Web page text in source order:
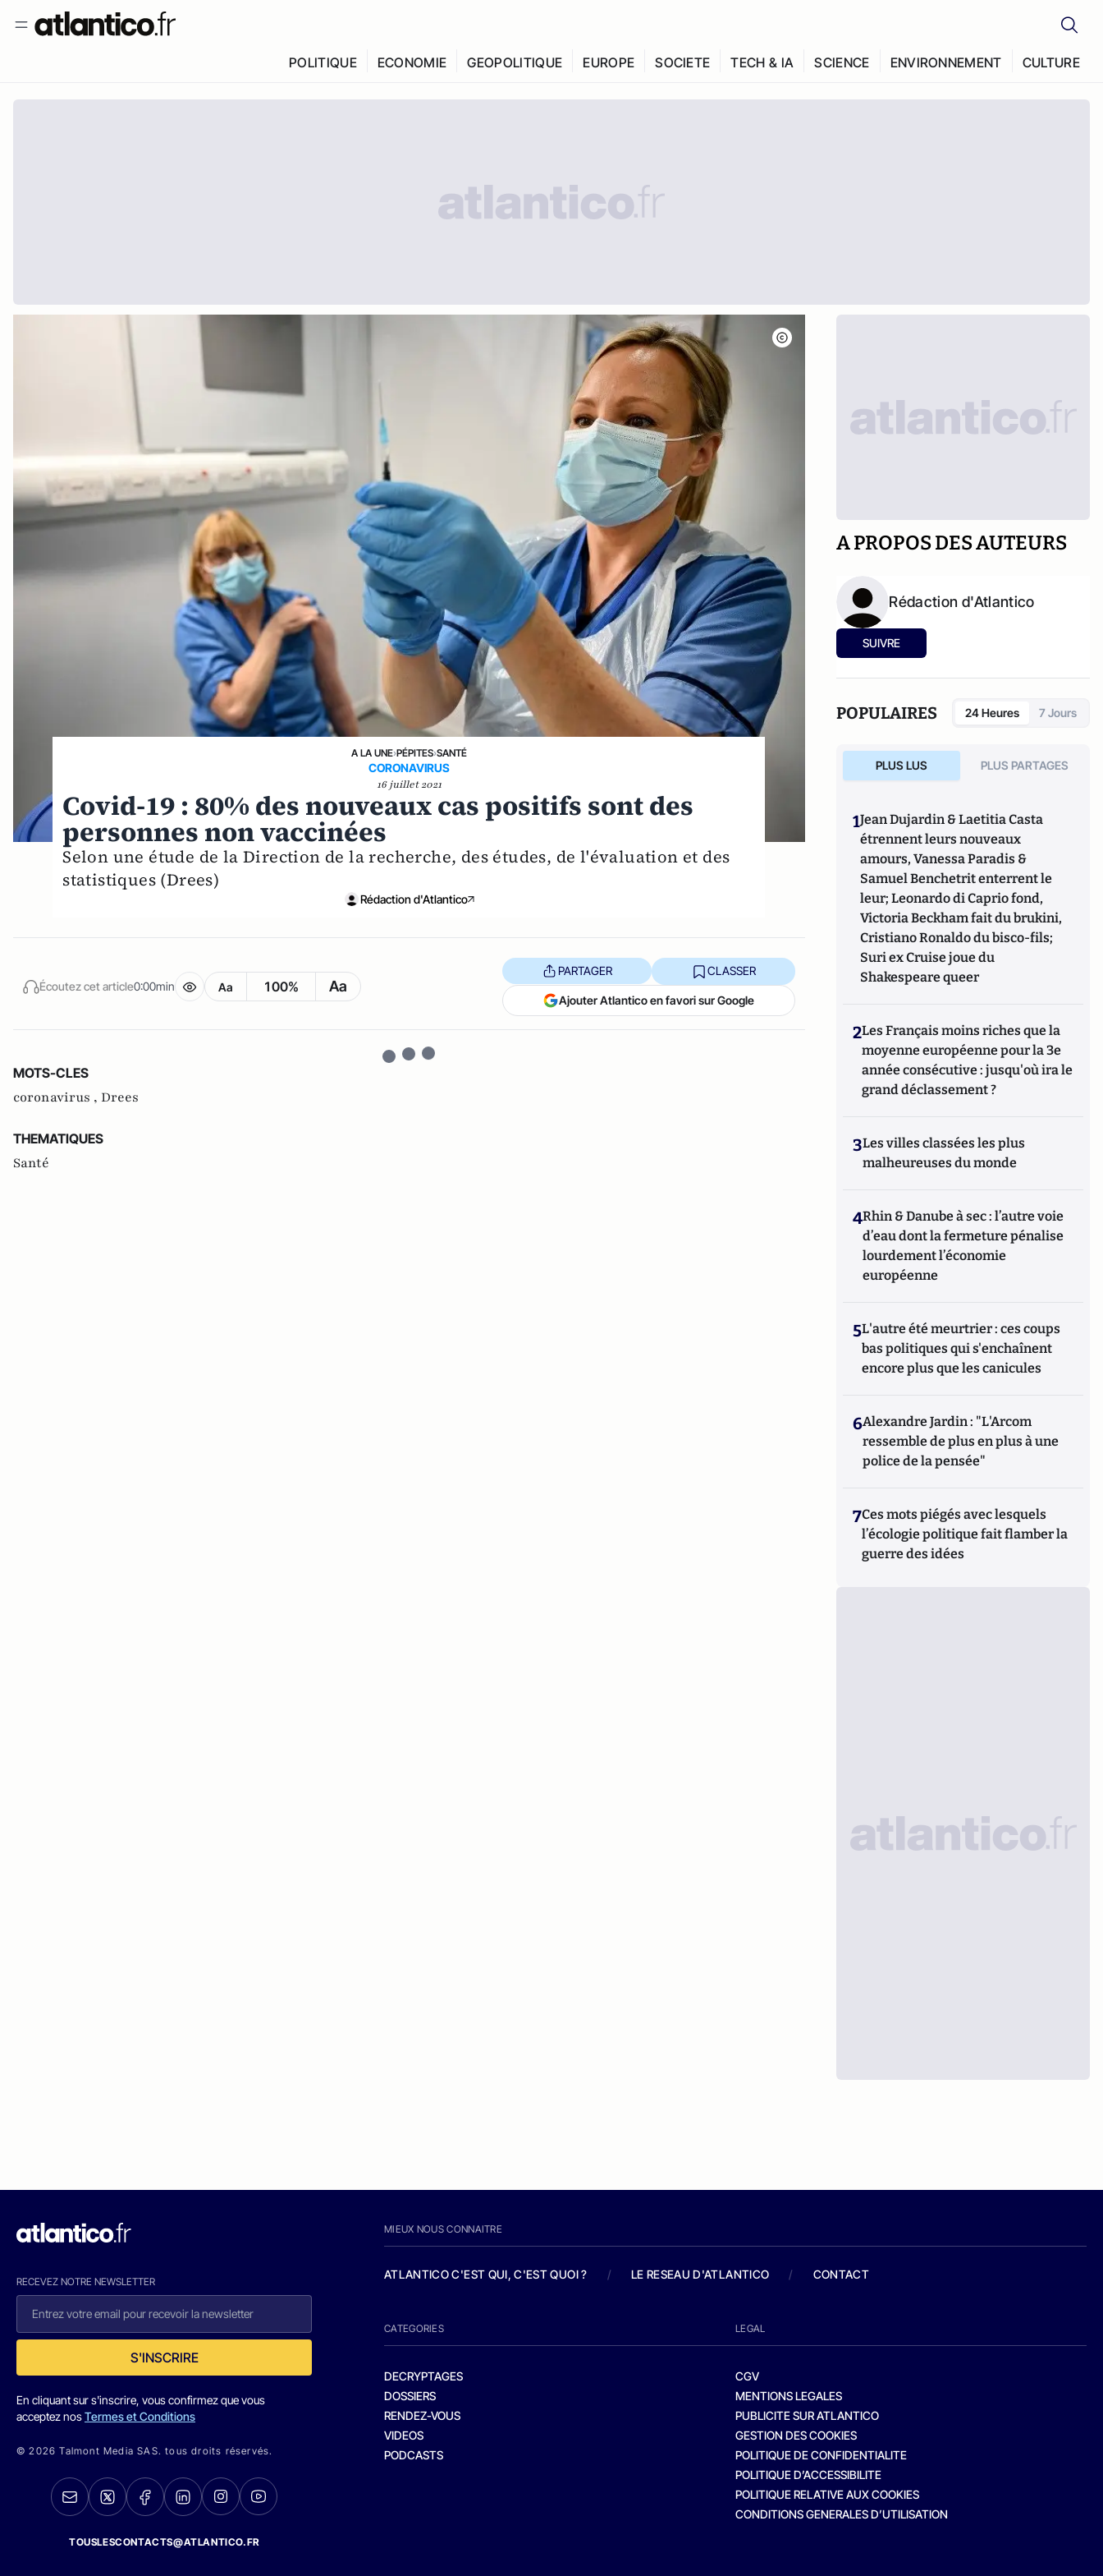
POLITIQUE ECONOMIE GEOPOLITIQUE EUROPE SOCIETE TECH & IA SCIENCE ENVIRONNEMENT CULTURE
A LA UNE›PÉPITES›SANTÉ
CORONAVIRUS
16 juillet 2021
Covid-19 : 80% des nouveaux cas positifs sont des
personnes non vaccinées
Selon une étude de la Direction de la recherche, des études, de l'évaluation et des
statistiques (Drees)
Rédaction d'Atlantico
Écoutez cet article0:00min Aa 100% Aa
PARTAGER CLASSER
Ajouter Atlantico en favori sur Google
MOTS-CLES
coronavirus , Drees
THEMATIQUES
Santé
A PROPOS DES AUTEURS
Rédaction d'Atlantico
SUIVRE
POPULAIRES 24 Heures 7 Jours
PLUS LUS PLUS PARTAGES
1Jean Dujardin & Laetitia Casta
étrennent leurs nouveaux
amours, Vanessa Paradis &
Samuel Benchetrit enterrent le
leur; Leonardo di Caprio fond,
Victoria Beckham fait du brukini,
Cristiano Ronaldo du bisco-fils;
Suri ex Cruise joue du
Shakespeare queer
2Les Français moins riches que la
moyenne européenne pour la 3e
année consécutive : jusqu'où ira le
grand déclassement ?
3Les villes classées les plus
malheureuses du monde
4Rhin & Danube à sec : l’autre voie
d’eau dont la fermeture pénalise
lourdement l’économie
européenne
5L'autre été meurtrier : ces coups
bas politiques qui s'enchaînent
encore plus que les canicules
6Alexandre Jardin : "L'Arcom
ressemble de plus en plus à une
police de la pensée"
7Ces mots piégés avec lesquels
l’écologie politique fait flamber la
guerre des idées
RECEVEZ NOTRE NEWSLETTER
S'INSCRIRE
En cliquant sur s'inscrire, vous confirmez que vous
acceptez nosTermes et Conditions
© 2026 Talmont Media SAS. tous droits réservés.
TOUSLESCONTACTS@ATLANTICO.FR
MIEUX NOUS CONNAITRE
ATLANTICO C'EST QUI, C'EST QUOI ? / LE RESEAU D'ATLANTICO / CONTACT
CATEGORIES
DECRYPTAGES
DOSSIERS
RENDEZ-VOUS
VIDEOS
PODCASTS
LEGAL
CGV
MENTIONS LEGALES
PUBLICITE SUR ATLANTICO
GESTION DES COOKIES
POLITIQUE DE CONFIDENTIALITE
POLITIQUE D’ACCESSIBILITE
POLITIQUE RELATIVE AUX COOKIES
CONDITIONS GENERALES D’UTILISATION